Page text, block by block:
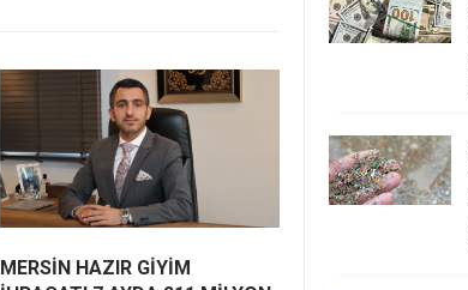
MERSİN HAZIR GİYİM